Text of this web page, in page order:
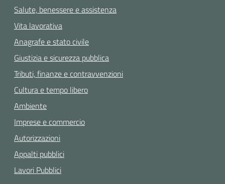
Salute, benessere e assistenza
Vita lavorativa
Anagrafe e stato civile
Giustizia e sicurezza pubblica
Tributi, finanze e contravvenzioni
Cultura e tempo libero
Ambiente
Imprese e commercio
Autorizzazioni
Appalti pubblici
Lavori Pubblici